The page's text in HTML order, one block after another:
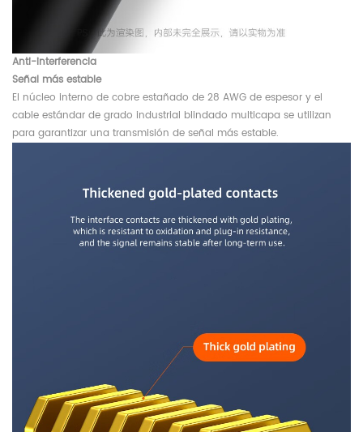
Anti-interferencia
Señal más estable
El núcleo interno de cobre estañado de 28 AWG de espesor y el
cable estándar de grado industrial blindado multicapa se utilizan
para garantizar una transmisión de señal más estable.